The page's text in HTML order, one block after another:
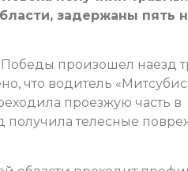
задержаны пять
произошел наезд
что водитель
проезжую часть в
получила телесные